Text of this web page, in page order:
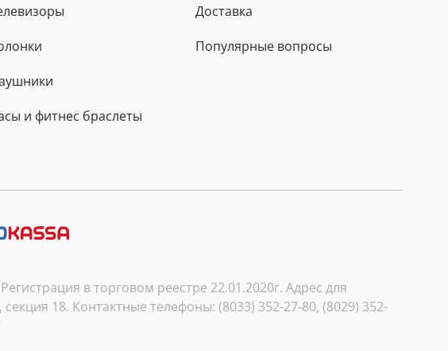
и фитнес браслеты
Доставка
Популярные вопросы
в торговом реестре 22.01.2020г. Адрес для
18. Контактные телефоны: (8033) 352-27-80, (8029) 352-